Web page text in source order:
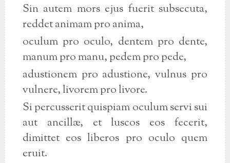
Sin autem mors ejus fuerit subsecuta,
reddet animam pro anima,
oculum pro oculo, dentem pro dente,
manum pro manu, pedem pro pede,
adustionem pro adustione, vulnus pro
vulnere, livorem pro livore.
Si percusserit quispiam oculum servi sui
aut ancillæ, et luscos eos fecerit,
dimittet eos liberos pro oculo quem
eruit.